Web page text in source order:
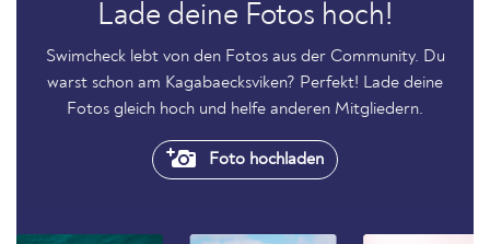
Lade deine Fotos hoch!
Swimcheck lebt von den Fotos aus der Community. Du
warst schon am Kagabaecksviken? Perfekt! Lade deine
Fotos gleich hoch und helfe anderen Mitgliedern.
Foto hochladen